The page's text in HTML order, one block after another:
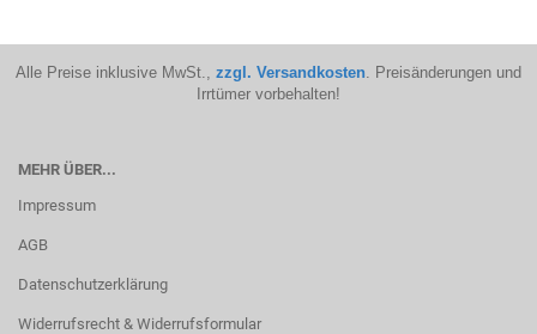
Alle Preise inklusive MwSt., zzgl. Versandkosten . Preisänderungen und
Irrtümer vorbehalten!
MEHR ÜBER...
Impressum
AGB
Datenschutzerklärung
Widerrufsrecht & Widerrufsformular